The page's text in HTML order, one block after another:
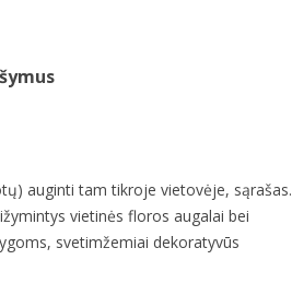
auginti tam tikroje vietovėje, sąrašas.
vietinės floros augalai bei
svetimžemiai dekoratyvūs